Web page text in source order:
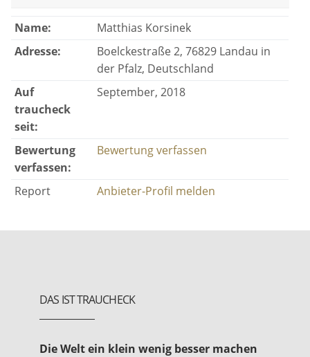
Name:
Matthias Korsinek
Adresse:
Boelckestraße 2, 76829 Landau in
der Pfalz, Deutschland
Auf
traucheck
seit:
September, 2018
Bewertung
verfassen:
Bewertung verfassen
Report Anbieter-Profil melden
DAS IST TRAUCHECK
Die Welt ein klein wenig besser machen